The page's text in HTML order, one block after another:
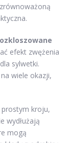
efekt zwężenia
sylwetki.
wiele okazji,
prostym kroju,
wydłużają
mogą